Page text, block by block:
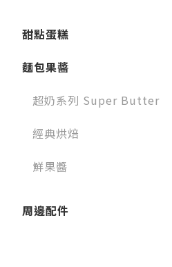
甜點蛋糕
麵包果醬
超奶系列 Super Butter
經典烘焙
鮮果醬
周邊配件